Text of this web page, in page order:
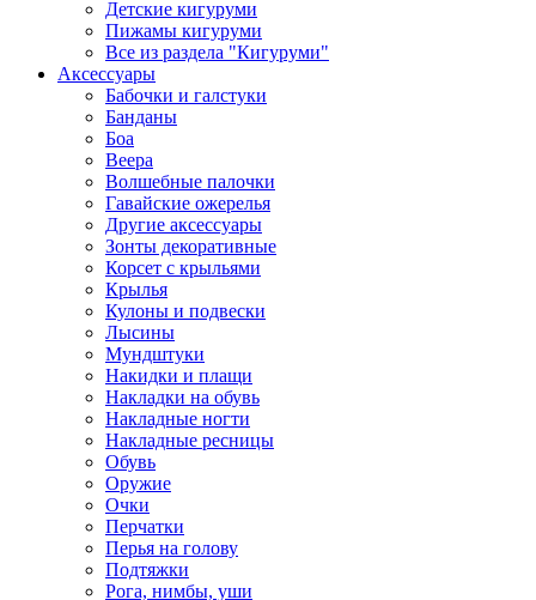
Детские кигуруми
Пижамы кигуруми
Все из раздела "Кигуруми"
Аксессуары
Бабочки и галстуки
Банданы
Боа
Веера
Волшебные палочки
Гавайские ожерелья
Другие аксессуары
Зонты декоративные
Корсет с крыльями
Крылья
Кулоны и подвески
Лысины
Мундштуки
Накидки и плащи
Накладки на обувь
Накладные ногти
Накладные ресницы
Обувь
Оружие
Очки
Перчатки
Перья на голову
Подтяжки
Рога, нимбы, уши